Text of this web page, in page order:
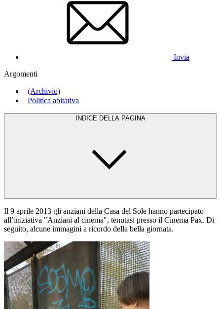
Invia
Argomenti
(Archivio)
Politica abitativa
INDICE DELLA PAGINA
Il 9 aprile 2013 gli anziani della Casa del Sole hanno partecipato
all’iniziativa "Anziani al cinema", tenutasi presso il Cinema Pax. Di
seguito, alcune immagini a ricordo della bella giornata.